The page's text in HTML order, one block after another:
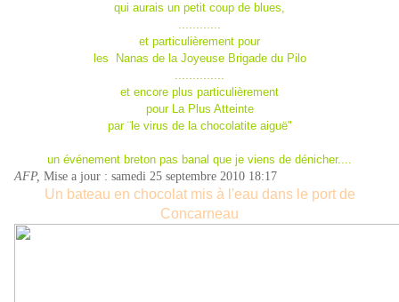
qui aurais un petit coup de blues,
............
et particulièrement pour
les Nanas de la Joyeuse Brigade du Pilo
..............
et encore plus particulièrement
pour La Plus Atteinte
par ¨le virus de la chocolatite aiguë"
un événement breton pas banal que je viens de dénicher....
AFP, Mise a jour : samedi 25 septembre 2010 18:17
Un bateau en chocolat mis à l'eau dans le port de
Concarneau